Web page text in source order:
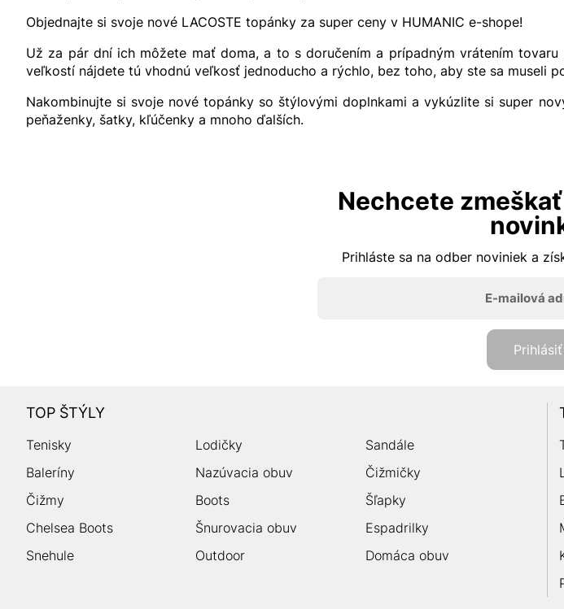
Objednajte si svoje nové LACOSTE topánky za super ceny v HUMANIC e-shope!
Už za pár dní ich môžete mať doma, a to s doručením a prípadným vrátením
veľkostí nájdete tú vhodnú veľkosť jednoducho a rýchlo, bez toho, aby ste sa museli
Nakombinujte si svoje nové topánky so štýlovými doplnkami a vykúzlite si super
peňaženky, šatky, kľúčenky a mnoho ďalších.
Nechcete
Prihláste sa na odber noviniek a
E-mailová
TOP ŠTÝLY
Tenisky Lodičky
Sandále
Baleríny
Nazúvacia obuv
Čižmičky
Čižmy
Boots
Šľapky
Chelsea Boots
Šnurovacia obuv
Espadrilky
Snehule
Outdoor Domáca obuv